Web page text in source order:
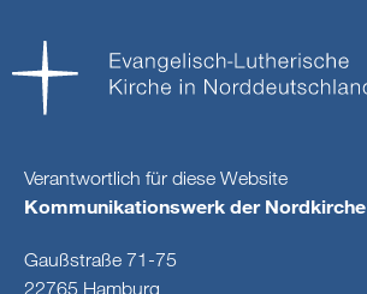
Verantwortlich für diese Website
Kommunikationswerk der Nordkirche
Gaußstraße 71-75
22765 Hamburg